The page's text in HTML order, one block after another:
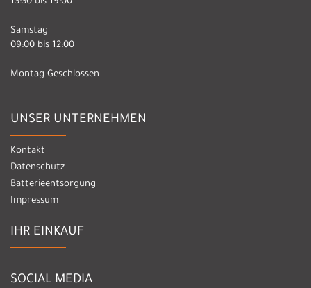
Samstag
09:00 bis 12:00
Montag Geschlossen
UNSER UNTERNEHMEN
Kontakt
Datenschutz
Batterieentsorgung
Impressum
IHR EINKAUF
SOCIAL MEDIA